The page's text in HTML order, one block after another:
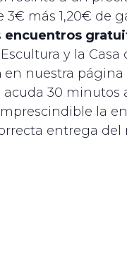
3€ más 1,20€ de
encuentros
y la Casa
en nuestra página
acuda 30 minutos
la
entrega del